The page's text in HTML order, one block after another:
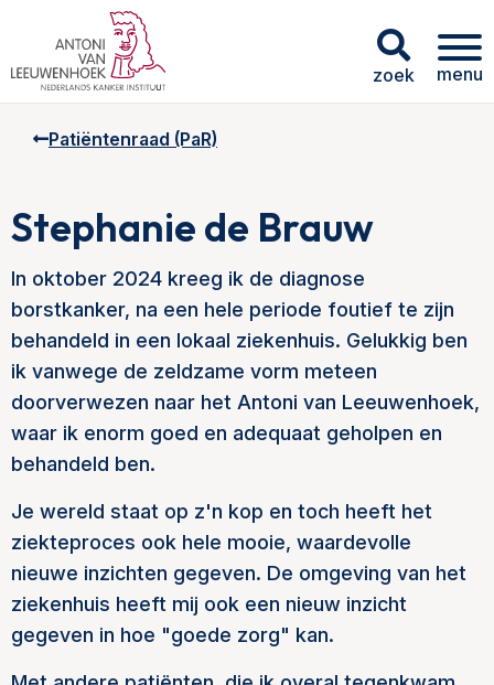
zoek menu
Patiëntenraad (PaR)
Stephanie de Brauw
In oktober 2024 kreeg ik de diagnose
borstkanker, na een hele periode foutief te zijn
behandeld in een lokaal ziekenhuis. Gelukkig ben
ik vanwege de zeldzame vorm meteen
doorverwezen naar het Antoni van Leeuwenhoek,
waar ik enorm goed en adequaat geholpen en
behandeld ben.
Je wereld staat op z'n kop en toch heeft het
ziekteproces ook hele mooie, waardevolle
nieuwe inzichten gegeven. De omgeving van het
ziekenhuis heeft mij ook een nieuw inzicht
gegeven in hoe "goede zorg" kan.